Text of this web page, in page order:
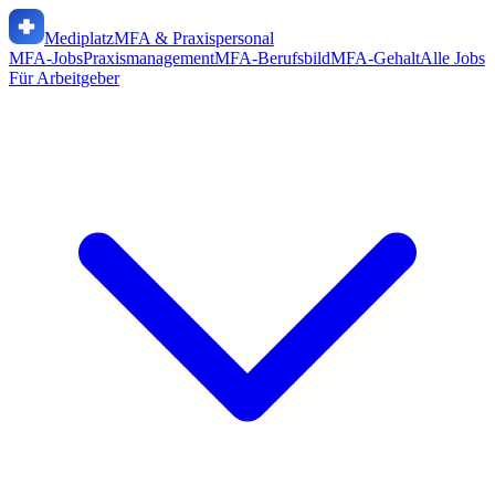
MediplatzMFA & Praxispersonal
MFA-JobsPraxismanagementMFA-BerufsbildMFA-GehaltAlle Jobs
Für Arbeitgeber